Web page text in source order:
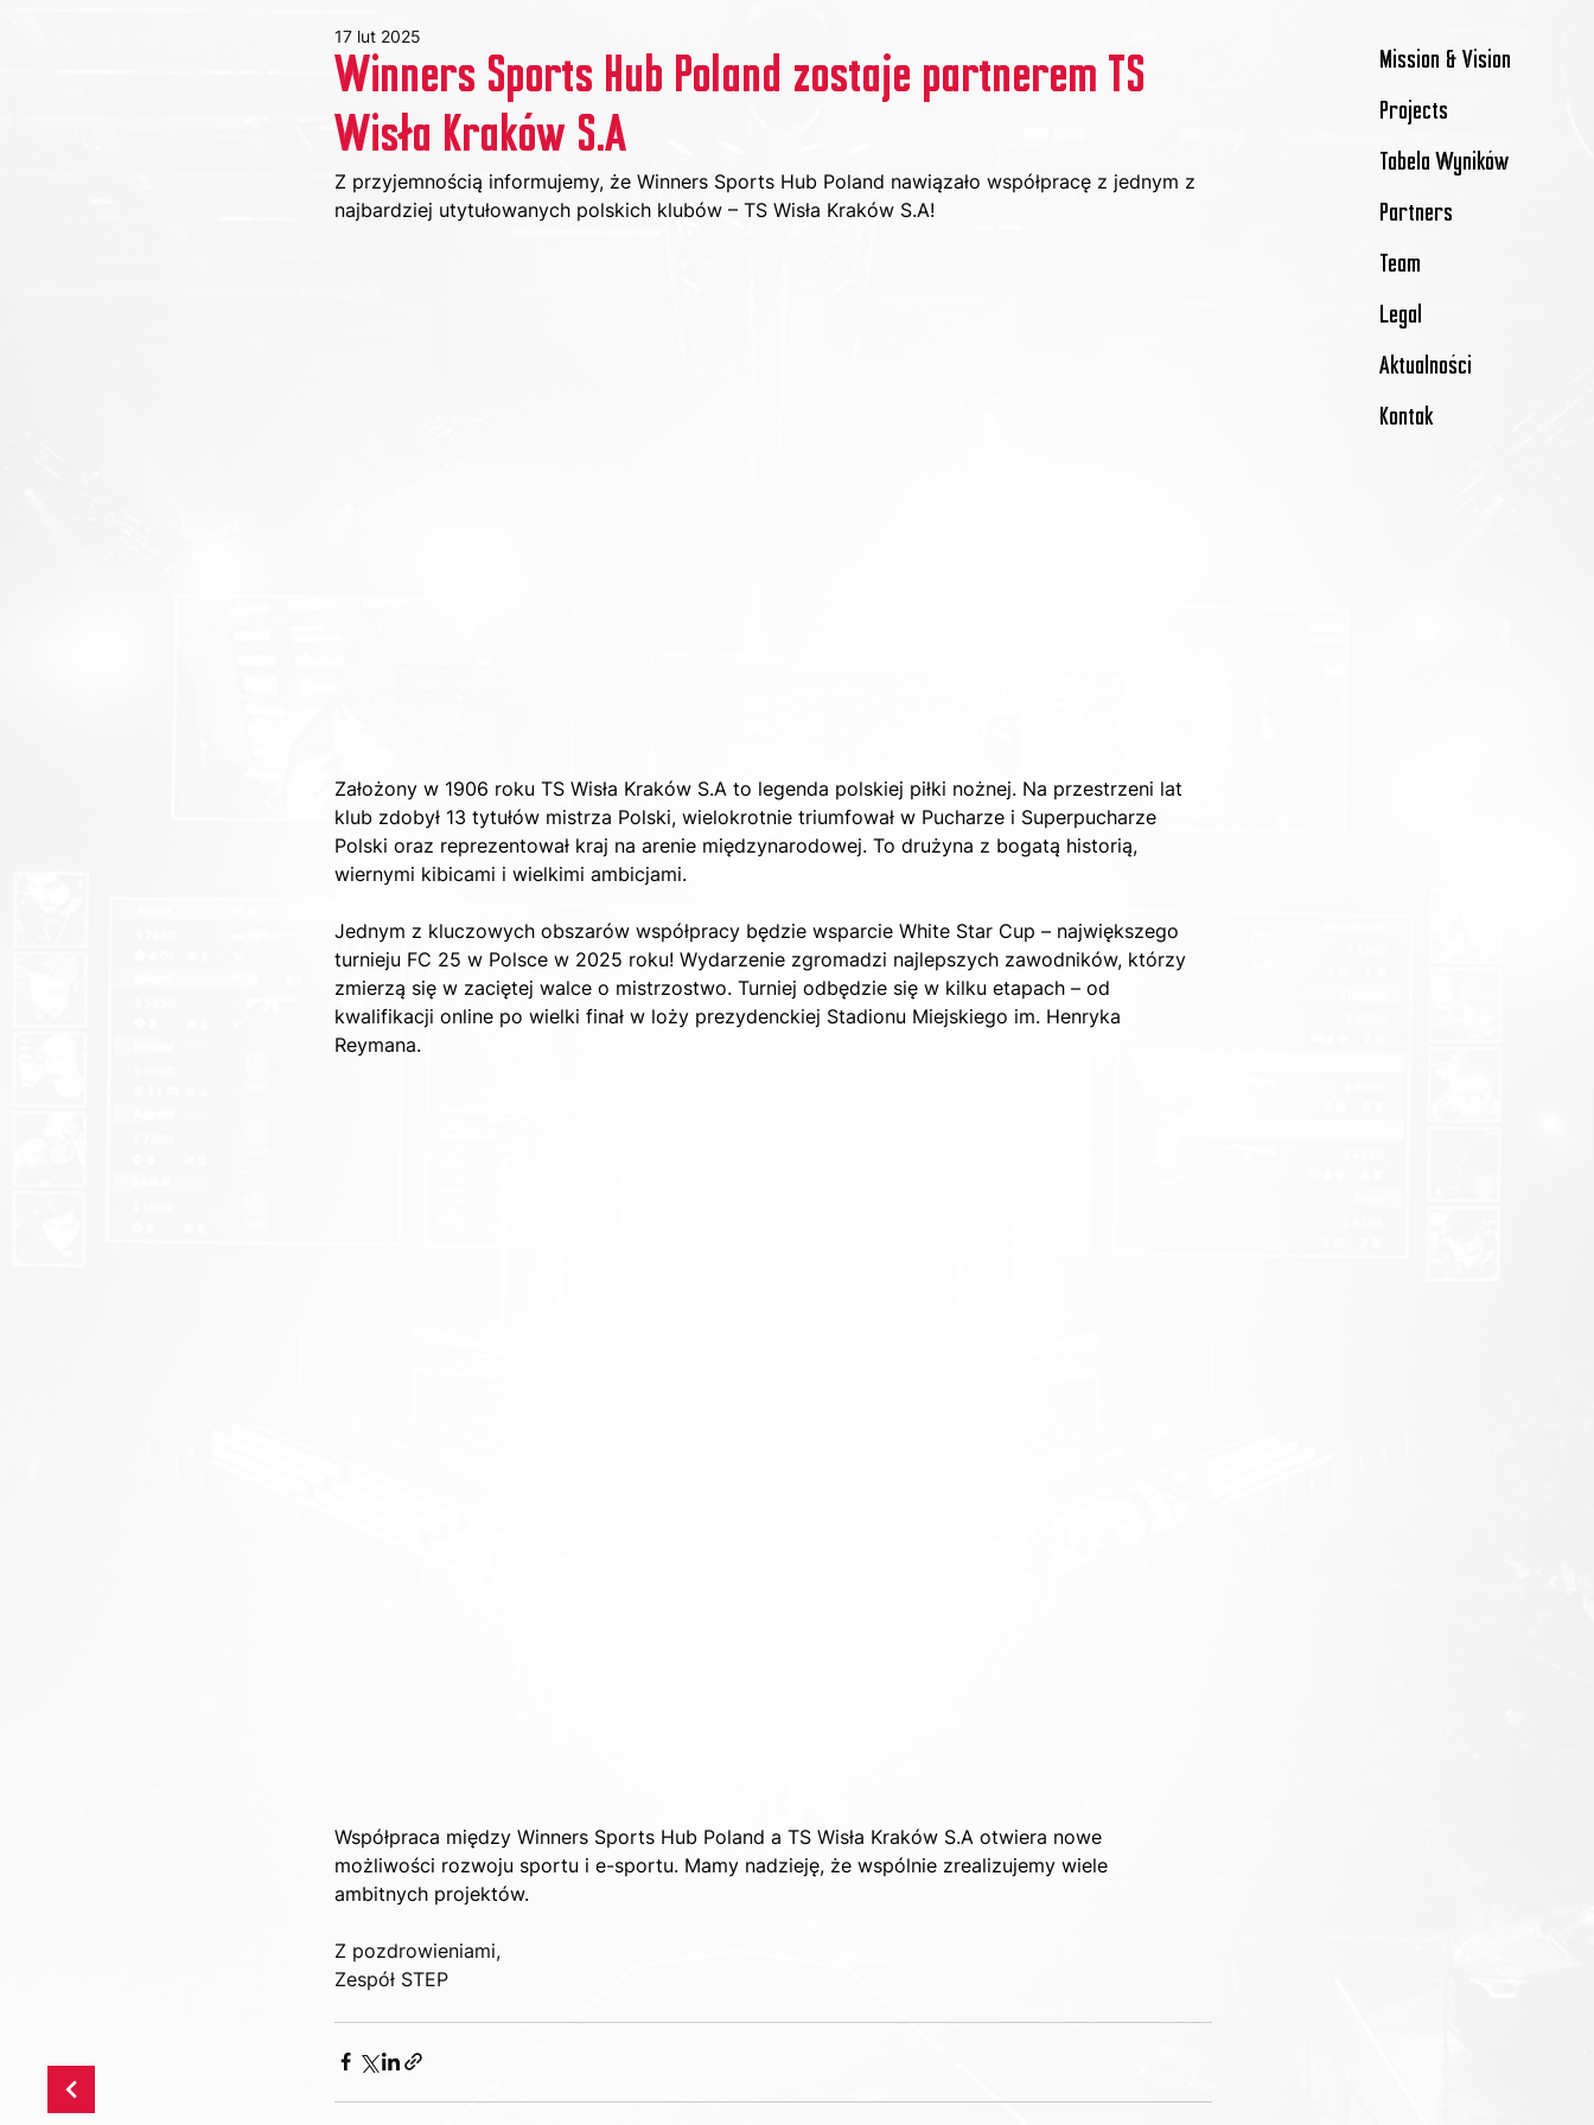
Mission & Vision
Projects
Tabela Wyników
Partners
Team
Legal
Aktualności
Kontak
Winners Sports Hub Poland zostaje partnerem TS
Wisła Kraków S.A
17 lut 2025
Z przyjemnością informujemy, że Winners Sports Hub Poland nawiązało współpracę z jednym z
najbardziej utytułowanych polskich klubów – TS Wisła Kraków S.A!
Założony w 1906 roku TS Wisła Kraków S.A to legenda polskiej piłki nożnej. Na przestrzeni lat
klub zdobył 13 tytułów mistrza Polski, wielokrotnie triumfował w Pucharze i Superpucharze
Polski oraz reprezentował kraj na arenie międzynarodowej. To drużyna z bogatą historią,
wiernymi kibicami i wielkimi ambicjami.
Jednym z kluczowych obszarów współpracy będzie wsparcie White Star Cup – największego
turnieju FC 25 w Polsce w 2025 roku! Wydarzenie zgromadzi najlepszych zawodników, którzy
zmierzą się w zaciętej walce o mistrzostwo. Turniej odbędzie się w kilku etapach – od
kwalifikacji online po wielki finał w loży prezydenckiej Stadionu Miejskiego im. Henryka
Reymana.
Współpraca między Winners Sports Hub Poland a TS Wisła Kraków S.A otwiera nowe
możliwości rozwoju sportu i e-sportu. Mamy nadzieję, że wspólnie zrealizujemy wiele
ambitnych projektów.
Z pozdrowieniami,
Zespół STEP